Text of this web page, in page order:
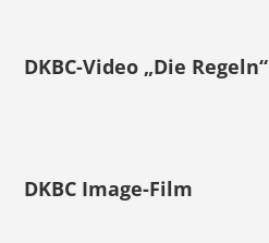
DKBC-Video „Die Regeln“
DKBC Image-Film